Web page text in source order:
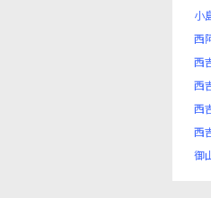
小
西
西
西
西
西
御